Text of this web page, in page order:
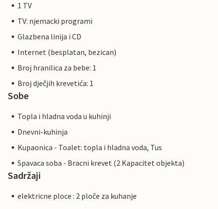
1 TV
TV: njemacki programi
Glazbena linija i CD
Internet (besplatan, bezican)
Broj hranilica za bebe: 1
Broj dječjih krevetića: 1
Sobe
Topla i hladna voda u kuhinji
Dnevni-kuhinja
Kupaonica - Toalet: topla i hladna voda, Tus
Spavaca soba - Bracni krevet (2 Kapacitet objekta)
Sadržaji
elektricne ploce : 2 ploče za kuhanje